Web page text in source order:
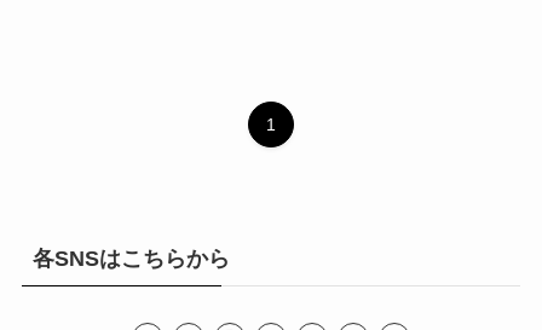
1
各SNSはこちらから